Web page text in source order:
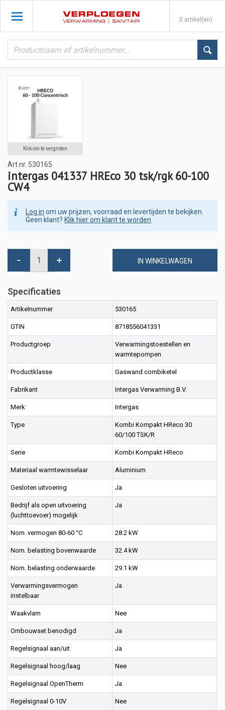
0 artikel(en)
Klik om te vergroten
Art nr. 530165
intergas 041337 HREco 30 tsk/rgk 60-100
CW4
Log in om uw prijzen, voorraad en levertijden te bekijken.
Geen klant? Klik hier om klant te worden
IN WINKELWAGEN
Specificaties
Artikelnummer 530165
GTIN 8718556041331
Productgroep
Verwarmingstoestellen en
warmtepompen
Productklasse Gaswand combiketel
Fabrikant Intergas Verwarming B.V.
Merk Intergas
Type
Kombi Kompakt HReco 30
60/100 TSK/R
Serie Kombi Kompakt HReco
Materiaal warmtewisselaar Aluminium
Gesloten uitvoering Ja
Bedrijf als open uitvoering
(luchttoevoer) mogelijk
Ja
Nom. vermogen 80-60 °C 28.2 kW
Nom. belasting bovenwaarde 32.4 kW
Nom. belasting onderwaarde 29.1 kW
Verwarmingsvermogen
instelbaar
Ja
Waakvlam Nee
Ombouwset benodigd Ja
Regelsignaal aan/uit Ja
Regelsignaal hoog/laag Nee
Regelsignaal OpenTherm Ja
Regelsignaal 0-10V Nee